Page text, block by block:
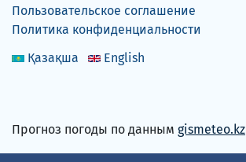
Пользовательское соглашение
Политика конфиденциальности
Қазақша
English
Прогноз погоды по данным gismeteo.kz
Принимаем карты